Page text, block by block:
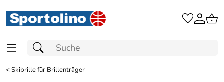
<Skibrille für Brillenträger